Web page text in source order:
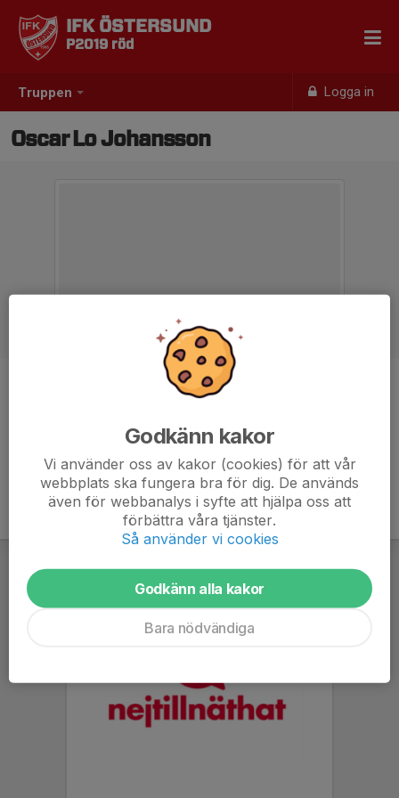
Truppen Logga in
IFK ÖSTERSUND
P2019 röd
Oscar Lo Johansson
Godkänn kakor
Vi använder oss av kakor (cookies) för att vår
webbplats ska fungera bra för dig. De används
även för webbanalys i syfte att hjälpa oss att
förbättra våra tjänster.
Så använder vi cookies
Godkänn alla kakor
Bara nödvändiga